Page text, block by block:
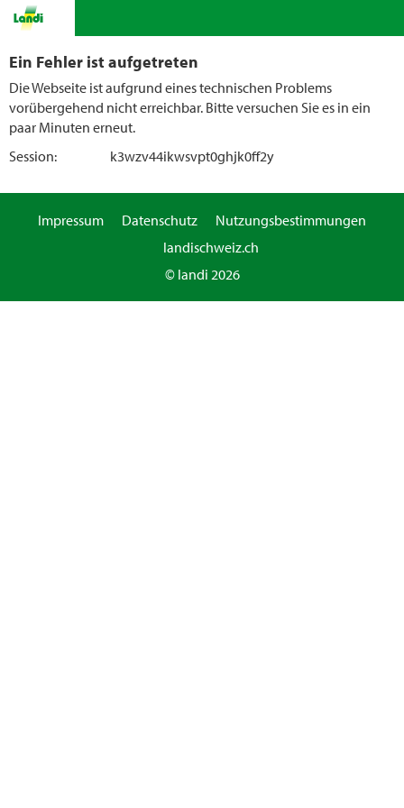
Ein Fehler ist aufgetreten
Die Webseite ist aufgrund eines technischen Problems
vorübergehend nicht erreichbar. Bitte versuchen Sie es in ein
paar Minuten erneut.
Session:
k3wzv44ikwsvpt0ghjk0ff2y
Impressum Datenschutz
Nutzungsbestimmungen
landischweiz.ch
© landi 2026